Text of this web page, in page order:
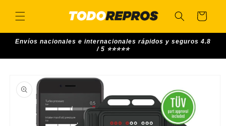
content
Cart
Envíos nacionales e internacionales rápidos y seguros 4.8
/ 5 ⭐⭐⭐⭐⭐
product
information